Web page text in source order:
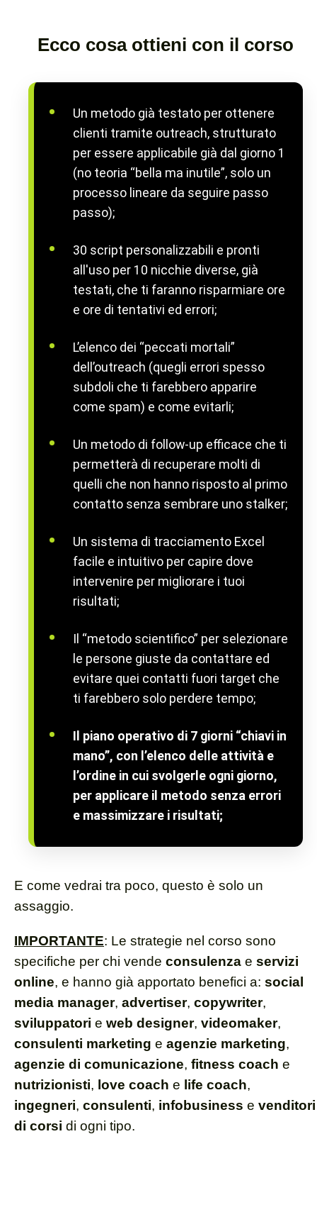
Ecco cosa ottieni con il corso
Un metodo già testato per ottenere
clienti tramite outreach, strutturato
per essere applicabile già dal giorno 1
(no teoria “bella ma inutile”, solo un
processo lineare da seguire passo
passo);
30 script personalizzabili e pronti
all'uso per 10 nicchie diverse, già
testati, che ti faranno risparmiare ore
e ore di tentativi ed errori;
L’elenco dei “peccati mortali”
dell’outreach (quegli errori spesso
subdoli che ti farebbero apparire
come spam) e come evitarli;
Un metodo di follow-up efficace che ti
permetterà di recuperare molti di
quelli che non hanno risposto al primo
contatto senza sembrare uno stalker;
Un sistema di tracciamento Excel
facile e intuitivo per capire dove
intervenire per migliorare i tuoi
risultati;
Il “metodo scientifico” per selezionare
le persone giuste da contattare ed
evitare quei contatti fuori target che
ti farebbero solo perdere tempo;
Il piano operativo di 7 giorni “chiavi in
mano”, con l’elenco delle attività e
l’ordine in cui svolgerle ogni giorno,
per applicare il metodo senza errori
e massimizzare i risultati;
E come vedrai tra poco, questo è solo un
assaggio.
IMPORTANTE: Le strategie nel corso sono
specifiche per chi vende consulenza e servizi
online, e hanno già apportato benefici a: social
media manager, advertiser, copywriter,
sviluppatori e web designer, videomaker,
consulenti marketing e agenzie marketing,
agenzie di comunicazione, fitness coach e
nutrizionisti, love coach e life coach,
ingegneri, consulenti, infobusiness e venditori
di corsi di ogni tipo.